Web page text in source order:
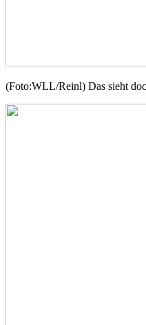
(Foto:WLL/Reinl) Das sieht